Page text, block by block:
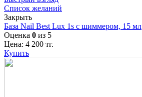
Список желаний
Закрыть
База Nail Best Lux 1s с шиммером, 15 мл
Оценка 0 из 5
Цена: 4 200 тг.
Купить